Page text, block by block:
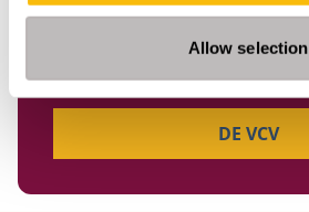
Allow selection
Alumni vereniging (VCV)
DE VCV